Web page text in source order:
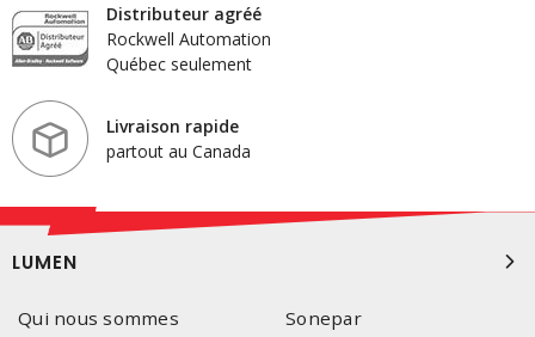
Distributeur agréé
Rockwell Automation
Québec seulement
Livraison rapide
partout au Canada
LUMEN
Qui nous sommes
Sonepar